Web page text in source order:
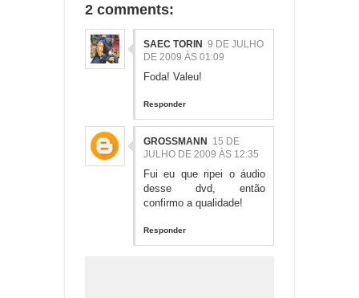
2 comments:
SAEC TORIN 9 DE JULHO
DE 2009 ÀS 01:09
Foda! Valeu!
Responder
GROSSMANN 15 DE
JULHO DE 2009 ÀS 12:35
Fui eu que ripei o áudio
desse dvd, então
confirmo a qualidade!
Responder